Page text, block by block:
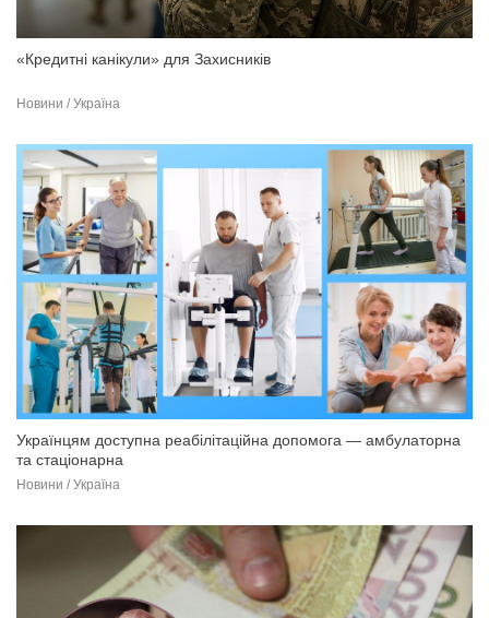
«Кредитні канікули» для Захисників
Новини / Україна
Українцям доступна реабілітаційна допомога — амбулаторна
та стаціонарна
Новини / Україна